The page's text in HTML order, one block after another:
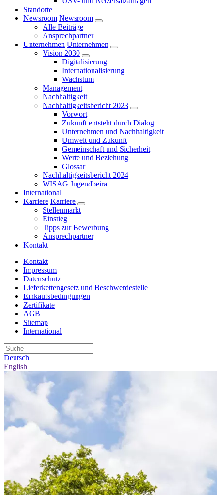
Standorte
Newsroom Newsroom
Alle Beiträge
Ansprechpartner
Unternehmen Unternehmen
Vision 2030
Digitalisierung
Internationalisierung
Wachstum
Management
Nachhaltigkeit
Nachhaltigkeitsbericht 2023
Vorwort
Zukunft entsteht durch Dialog
Unternehmen und Nachhaltigkeit
Umwelt und Zukunft
Gemeinschaft und Sicherheit
Werte und Beziehung
Glossar
Nachhaltigkeitsbericht 2024
WISAG Jugendbeirat
International
Karriere Karriere
Stellenmarkt
Einstieg
Tipps zur Bewerbung
Ansprechpartner
Kontakt
Kontakt
Impressum
Datenschutz
Lieferkettengesetz und Beschwerdestelle
Einkaufsbedingungen
Zertifikate
AGB
Sitemap
International
Deutsch
English